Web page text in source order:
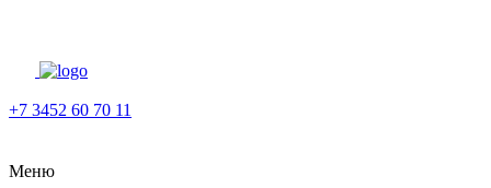
+7 3452 60 70 11
Меню